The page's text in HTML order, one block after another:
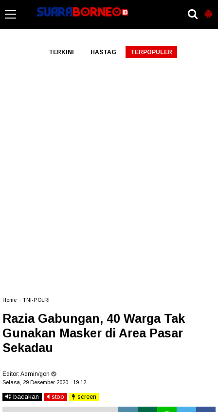
TERKINI HASTAG TERPOPULER
Home TNI-POLRI
Razia Gabungan, 40 Warga Tak
Gunakan Masker di Area Pasar
Sekadau
Editor: Admin/gon
Selasa, 29 Desember 2020 - 19.12
bacakan stop screen